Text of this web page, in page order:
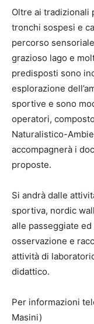
Oltre ai tradizionali
tronchi sospesi e
percorso
grazioso lago e
predisposti sono
esplorazione
sportive e sono
operatori,
Naturalistico-
accompagnerà i
proposte.
Si andrà dalle
sportiva, nordic
alle passeggiate
osservazione e
attività di
didattico.
Per informazioni
Masini)